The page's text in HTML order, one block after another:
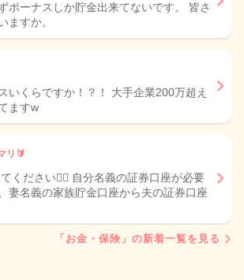
ボーナスしか貯金出来てないです。 皆さ
ますか。
いくらですか！？！ 大手企業200万超え
ますw
リ🔰
ください🙇‍♀️ 自分名義の証券口座が必要
妻名義の家族貯金口座から夫の証券口座
「お金・保険」の新着一覧を見る